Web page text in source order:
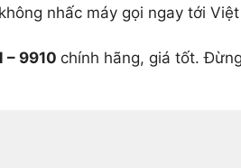
nhấc máy gọi ngay tới
– 9910 chính hãng, giá tốt.